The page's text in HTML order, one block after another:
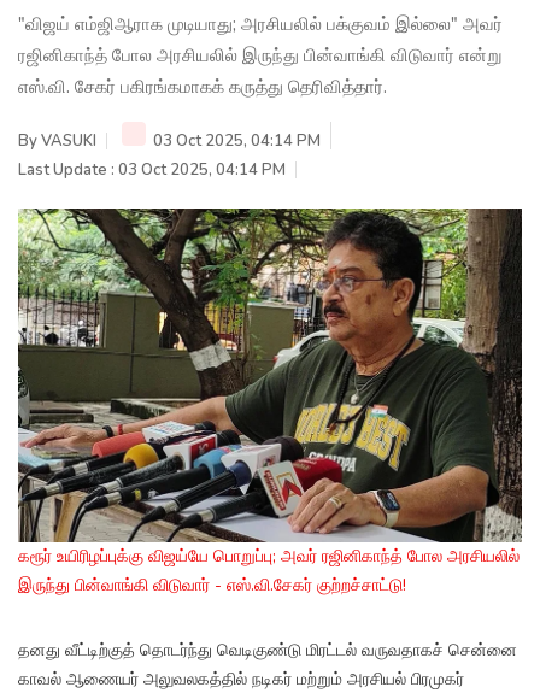
"விஜய் எம்ஜிஆராக முடியாது; அரசியலில் பக்குவம் இல்லை" அவர்
ரஜினிகாந்த் போல அரசியலில் இருந்து பின்வாங்கி விடுவார் என்று
எஸ்.வி. சேகர் பகிரங்கமாகக் கருத்து தெரிவித்தார்.
ByVASUKI
03 Oct 2025, 04:14 PM
Last Update : 03 Oct 2025, 04:14 PM
கரூர் உயிரிழப்புக்கு விஜய்யே பொறுப்பு; அவர் ரஜினிகாந்த் போல அரசியலில்
இருந்து பின்வாங்கி விடுவார் - எஸ்.வி.சேகர் குற்றச்சாட்டு!
தனது வீட்டிற்குத் தொடர்ந்து வெடிகுண்டு மிரட்டல் வருவதாகச் சென்னை
காவல் ஆணையர் அலுவலகத்தில் நடிகர் மற்றும் அரசியல் பிரமுகர்